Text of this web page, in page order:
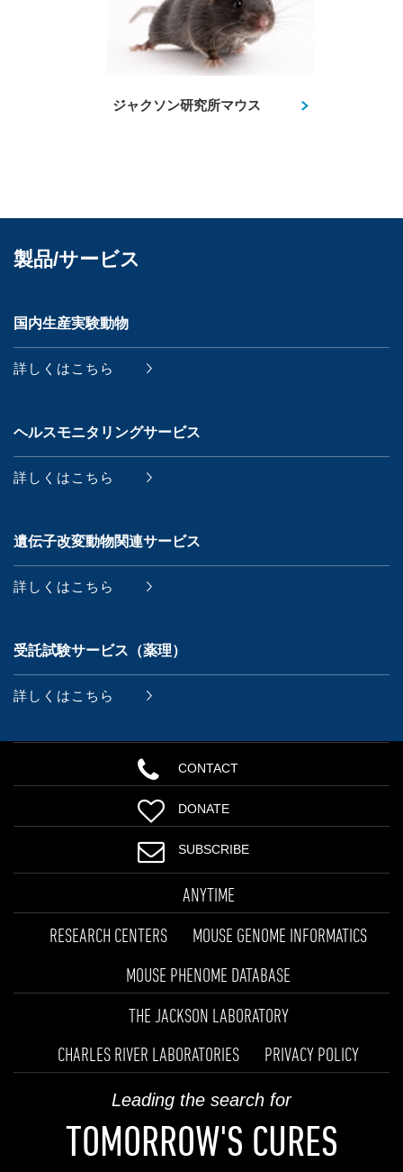
ジャクソン研究所マウス
製品/サービス
国内生産実験動物
詳しくはこちら
ヘルスモニタリングサービス
詳しくはこちら
遺伝子改変動物関連サービス
詳しくはこちら
受託試験サービス（薬理）
詳しくはこちら
CONTACT
DONATE
SUBSCRIBE
ANYTIME
RESEARCH CENTERS
MOUSE GENOME INFORMATICS
MOUSE PHENOME DATABASE
THE JACKSON LABORATORY
CHARLES RIVER LABORATORIES
PRIVACY POLICY
Leading the search for
TOMORROW'S CURES